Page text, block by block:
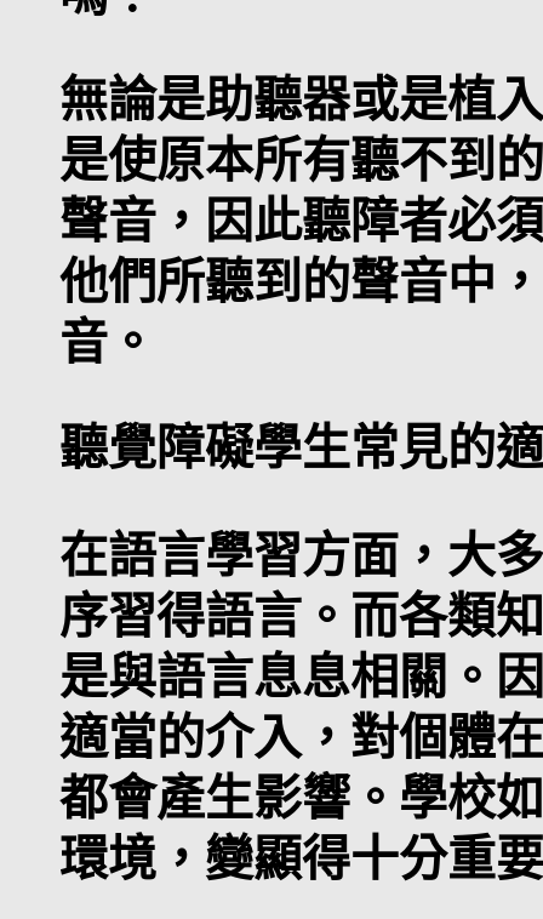
無論是助聽器或是植
是使原本所有聽不到
聲音，因此聽障者必
他們所聽到的聲音中
音。
聽覺障礙學生常見的
在語言學習方面，大
序習得語言。而各類
是與語言息息相關。
適當的介入，對個體
都會產生影響。學校
環境，變顯得十分重